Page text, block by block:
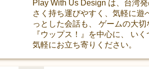
Play With Us Design は、台湾
さく持ち運びやすく、気軽に遊
っとした会話も、 ゲームの大
『ウップス！』を中心に、 い
気軽にお立ち寄りください。